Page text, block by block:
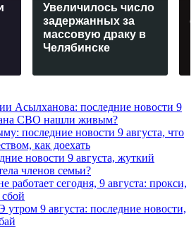
Увеличилось число
задержанных за
массовую драку в
Челябинске
Асылханова: последние новости 9
СВО нашли живым?
последние новости 9 августа, что
как доехать
новости 9 августа, жуткий
членов семьи?
работает сегодня, 9 августа: прокси,
9 августа: последние новости,